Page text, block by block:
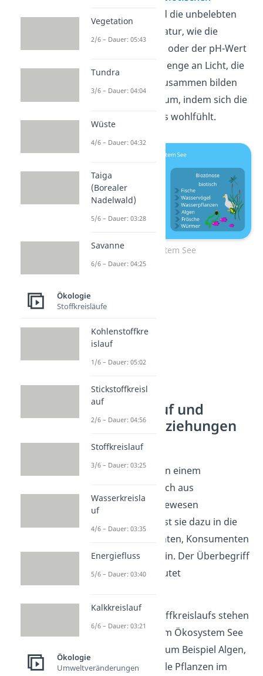
. Das sind die unbelebten
Bestandteile der Natur, wie die
Wassertemperatur oder der pH-Wert
des Sees und die Menge an Licht, die
auf den See fällt. Zusammen bilden
sie einen Lebensraum, indem sich die
Biozönose des Sees wohlfühlt.
Ökosystem See
Stoffkreislauf und
Nahrungsbeziehungen
im See
Der Stoffkreislauf in einem
Ökosystem setzt sich aus
verschiedenen Lebewesen
zusammen. Du teilst sie dazu in die
Gruppen Produzenten, Konsumenten
und Destruenten ein. Der Überbegriff
für die Gruppen lautet
Am Anfang des Stoffkreislaufs stehen
dieProduzenten
. Im Ökosystem See
gehören zu ihren zum Beispiel Algen,
Wasserpflanzen, alle Pflanzen im
Vegetation
2/6 – Dauer: 05:43
Tundra
3/6 – Dauer: 04:04
Wüste
4/6 – Dauer: 04:32
Taiga
(Borealer
Nadelwald)
5/6 – Dauer: 03:28
Savanne
6/6 – Dauer: 04:25
Ökologie
Stoffkreisläufe
Kohlenstoffkre
islauf
1/6 – Dauer: 05:02
Stickstoffkreisl
auf
2/6 – Dauer: 04:56
Stoffkreislauf
3/6 – Dauer: 03:25
Wasserkreisla
uf
4/6 – Dauer: 03:35
Energiefluss
5/6 – Dauer: 03:40
Kalkkreislauf
6/6 – Dauer: 03:21
Ökologie
Umweltveränderungen